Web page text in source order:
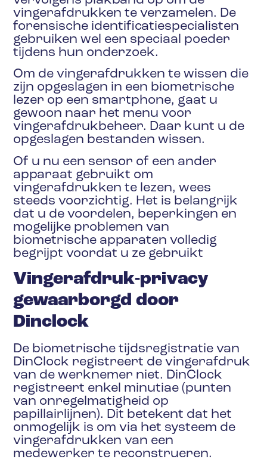
vingerafdrukken te verzamelen. De
forensische identificatiespecialisten
gebruiken wel een speciaal poeder
tijdens hun onderzoek.
Om de vingerafdrukken te wissen die
zijn opgeslagen in een biometrische
lezer op een smartphone, gaat u
gewoon naar het menu voor
vingerafdrukbeheer. Daar kunt u de
opgeslagen bestanden wissen.
Of u nu een sensor of een ander
apparaat gebruikt om
vingerafdrukken te lezen, wees
steeds voorzichtig. Het is belangrijk
dat u de voordelen, beperkingen en
mogelijke problemen van
biometrische apparaten volledig
begrijpt voordat u ze gebruikt
Vingerafdruk-privacy
gewaarborgd door
Dinclock
De biometrische tijdsregistratie van
DinClock registreert de vingerafdruk
van de werknemer niet. DinClock
registreert enkel minutiae (punten
van onregelmatigheid op
papillairlijnen). Dit betekent dat het
onmogelijk is om via het systeem de
vingerafdrukken van een
medewerker te reconstrueren.